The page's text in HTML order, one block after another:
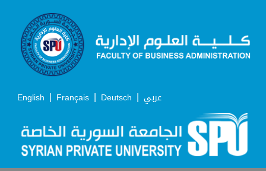
English | Français | Deutsch | عربي